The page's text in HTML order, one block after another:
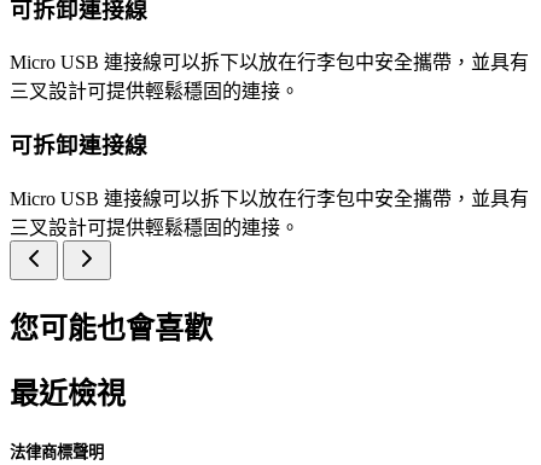
可拆卸連接線
Micro USB 連接線可以拆下以放在行李包中安全攜帶，並具有
三叉設計可提供輕鬆穩固的連接。
可拆卸連接線
Micro USB 連接線可以拆下以放在行李包中安全攜帶，並具有
三叉設計可提供輕鬆穩固的連接。
您可能也會喜歡
最近檢視
法律商標聲明